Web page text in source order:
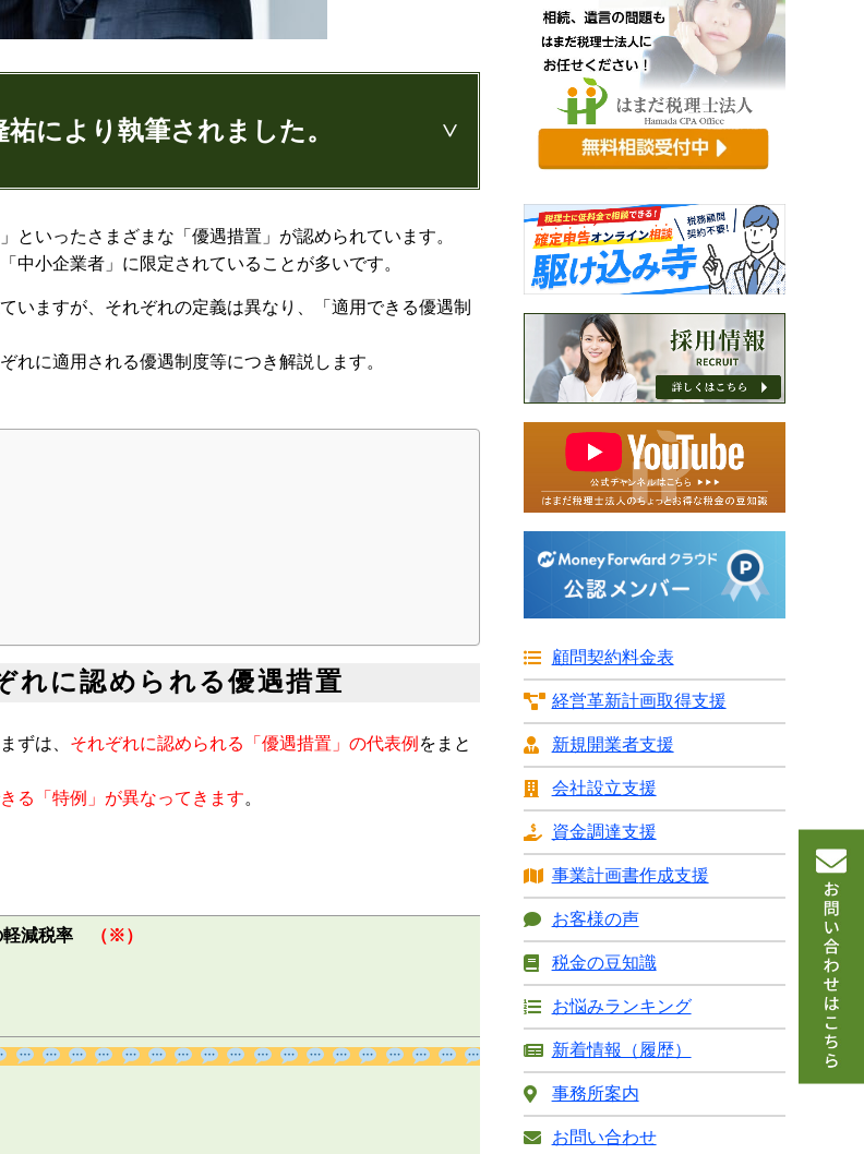
により執筆されました。
いったさまざまな「優遇措置」が認められています。
中小企業者」に限定されていることが多いです。
いますが、それぞれの定義は異なり、「適用できる優遇制
れに適用される優遇制度等につき解説します。
れに認められる優遇措置
ずは、 それぞれに認められる「優遇措置」の代表例 をまと
る「特例」が異なってきます。
軽減税率 （※）
得部分の税率は15％
に軽減。
（本則 23.2％）
年800万以下の交際
費につき、全額
損
金
顧問契約料金表
経営革新計画取得支援
新規開業者支援
会社設立支援
資金調達支援
事業計画書作成支援
お客様の声
税金の豆知識
お悩みランキング
新着情報（履歴）
事務所案内
お問い合わせ